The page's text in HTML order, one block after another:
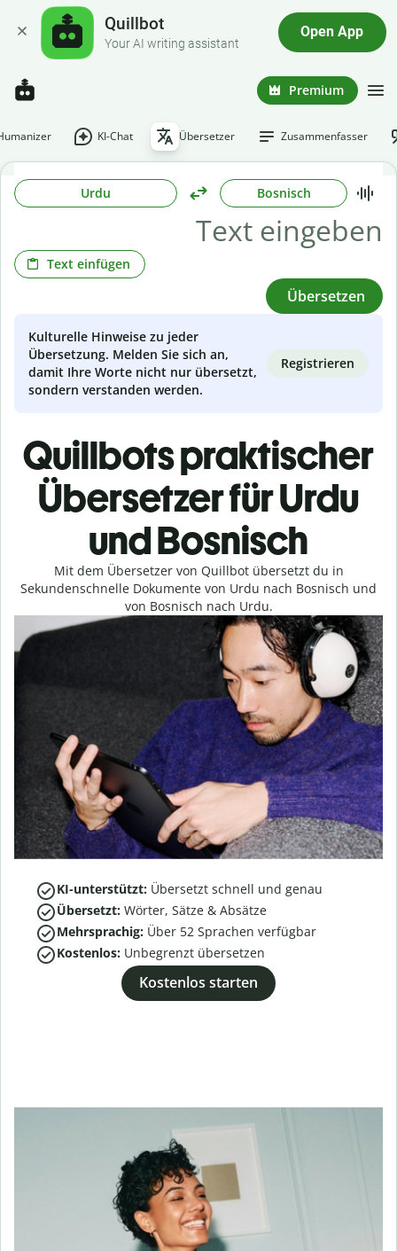
Quillbot
Your AI writing assistant
Open App
Premium
KI-Chat Übersetzer Zusammenfasser
Urdu Bosnisch
Text einfügen
Übersetzen
Kulturelle Hinweise zu jeder
Übersetzung. Melden Sie sich an,
damit Ihre Worte nicht nur übersetzt,
sondern verstanden werden.
Registrieren
Quillbots praktischer
Übersetzer für Urdu
und Bosnisch
Mit dem Übersetzer von Quillbot übersetzt du in
Sekundenschnelle Dokumente von Urdu nach Bosnisch und
von Bosnisch nach Urdu.
KI-unterstützt: Übersetzt schnell und genau
Übersetzt: Wörter, Sätze & Absätze
Mehrsprachig: Über 52 Sprachen verfügbar
Kostenlos: Unbegrenzt übersetzen
Kostenlos starten